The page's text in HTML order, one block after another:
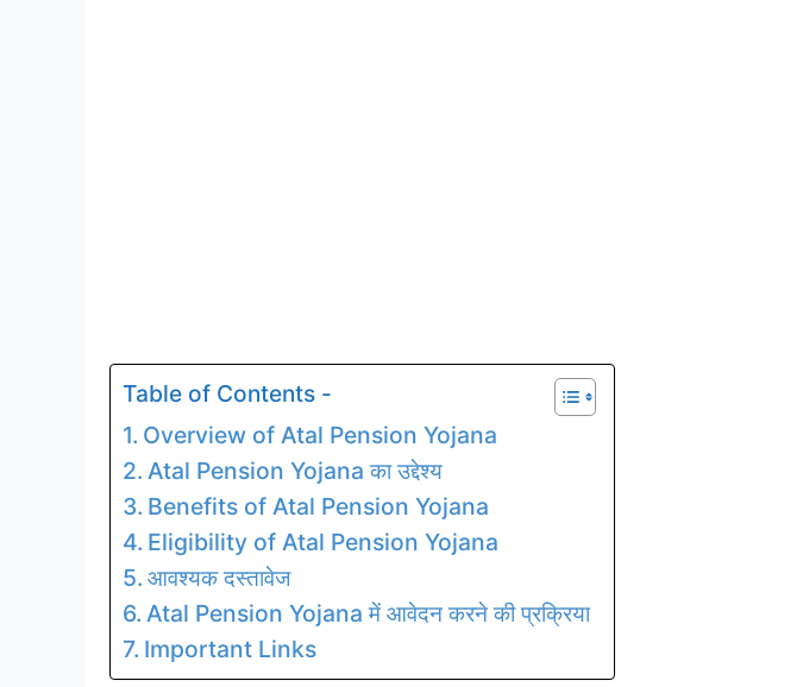
Table of Contents -
Overview of Atal Pension Yojana
Atal Pension Yojana का उद्देश्य
Benefits of Atal Pension Yojana
Eligibility of Atal Pension Yojana
आवश्यक दस्तावेज
Atal Pension Yojana में आवेदन करने की प्रक्रिया
Important Links